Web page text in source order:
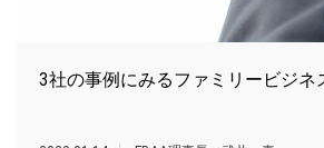
3社の事例にみるファミリービジネ